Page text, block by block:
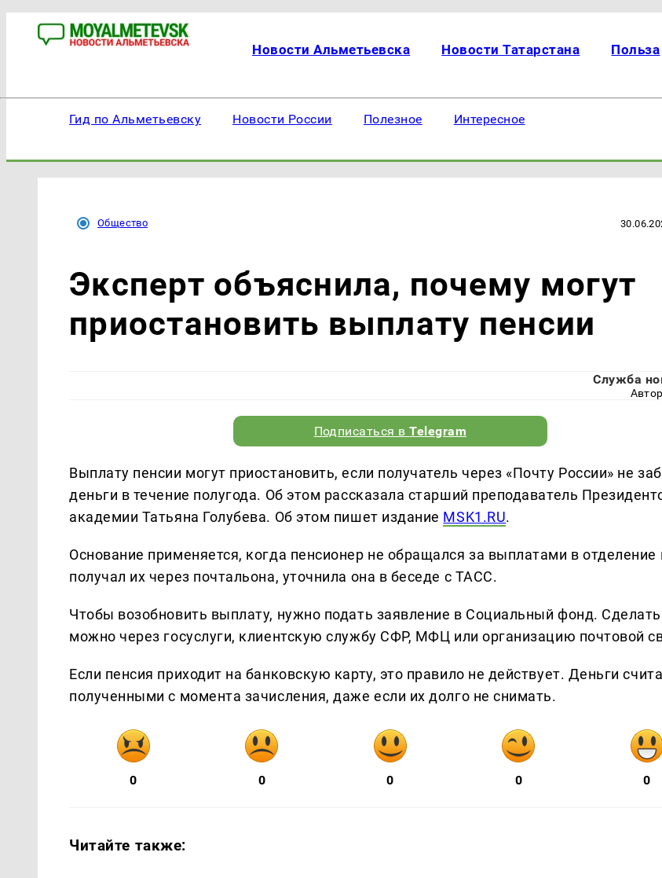
Новости Альметьевска Новости Татарстана Польза
Гид по Альметьевску Новости России Полезное Интересное
Общество
Эксперт объяснила, почему могут
приостановить выплату пенсии
Служба
Подписаться вTelegram
Выплату пенсии могут приостановить, если получатель через «Почту России» не
деньги в течение полугода. Об этом рассказала старший преподаватель
академии Татьяна Голубева. Об этом пишет издание MSK1.RU.
Основание применяется, когда пенсионер не обращался за выплатами в отделение
получал их через почтальона, уточнила она в беседе с ТАСС.
Чтобы возобновить выплату, нужно подать заявление в Социальный фонд. Сделать
можно через госуслуги, клиентскую службу СФР, МФЦ или организацию почтовой
Если пенсия приходит на банковскую карту, это правило не действует. Деньги
полученными с момента зачисления, даже если их долго не снимать.
0 0 0 0 0
Читайте также: